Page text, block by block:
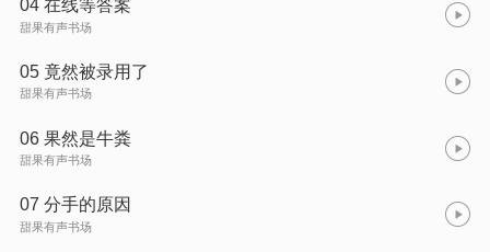
04 在线等答案
甜果有声书场
05 竟然被录用了
甜果有声书场
06 果然是牛粪
甜果有声书场
07 分手的原因
甜果有声书场